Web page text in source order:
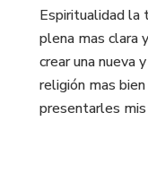
Espiritualidad la
plena mas clara
crear una nueva
religión mas
presentarles